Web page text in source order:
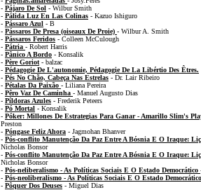
- Pájaro De Sol - Wilbur Smith
- Pálida Luz En Las Colinas - Kazuo Ishiguro
- Pássaro Azul - B
- Pássaros De Presa (oiseaux De Proie) - Wilbur A. Smith
- Pássaros Feridos - Colleen McCulough
- Pátria - Robert Harris
- Pânico A Bordo - Konsalik
- Père Goriot - balzac
- Pédagogie De L'autonomie, Pédagogie De La Libértio Des Êtres.
- Pés No Chão, Cabeça Nas Estrelas - Dr. Lair Ribeiro
- Pétalas Da Paixão - Liliana Pereira
- Pêro Vaz De Caminha - Manuel Augusto Dias
- Píldoras Azules - Frederik Peteers
- Pó Mortal - Konsalik
- Póker: Millones De Estrategias Para Ganar - Amarillo Slim's
Preston
- Póngase Feliz Ahora - Jagmohan Bhanver
- Pós-conflito Manutenção Da Paz Entre A Bósnia E O Iraque:
Nicholas Bonsor
- Pós-conflito Manutenção Da Paz Entre A Bósnia E O Iraque:
Nicholas Bonsor
- Pós-neliberalismo - As Políticas Sociais E O Estado Democrático
- Pós-neoliberalismo - As Políticas Sociais E O Estado Democrático
- Pôquer Dos Deuses - Miguel Dias